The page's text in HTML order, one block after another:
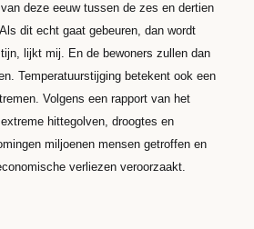
deze eeuw tussen de zes en dertien
dit echt gaat gebeuren, dan wordt
lijkt mij. En de bewoners zullen dan
Temperatuurstijging betekent ook een
Volgens een rapport van het
hittegolven, droogtes en
miljoenen mensen getroffen en
verliezen veroorzaakt.